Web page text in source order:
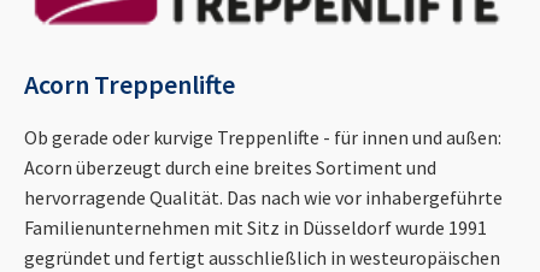
Acorn Treppenlifte
Ob gerade oder kurvige Treppenlifte - für innen und außen:
Acorn überzeugt durch eine breites Sortiment und
hervorragende Qualität. Das nach wie vor inhabergeführte
Familienunternehmen mit Sitz in Düsseldorf wurde 1991
gegründet und fertigt ausschließlich in westeuropäischen